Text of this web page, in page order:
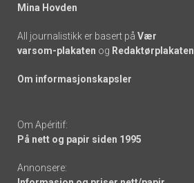
Mina Hovden
All journalistikk er basert på Vær
varsom-plakaten og Redaktørplakaten
Om informasjonskapsler
Om Apéritif:
På nett og papir siden 1995
Annonsere: